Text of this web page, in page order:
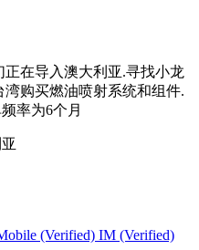
在导入澳大利亚.寻找小龙
购买燃油喷射系统和组件.
率为6个月
(Verified) IM (Verified)